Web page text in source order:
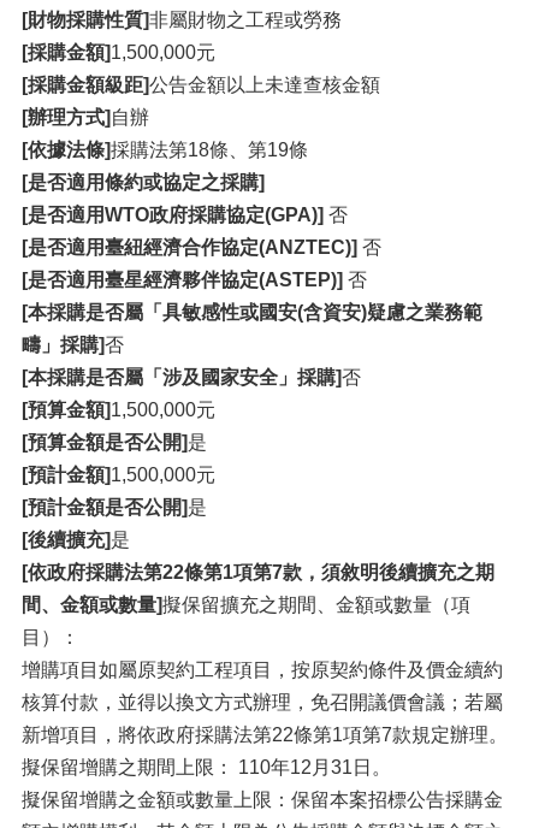
[財物採購性質]非屬財物之工程或勞務
[採購金額]1,500,000元
[採購金額級距]公告金額以上未達查核金額
[辦理方式] 自辦
[依據法條]採購法第18條、第19條
[是否適用條約或協定之採購]
[是否適用WTO政府採購協定(GPA)] 否
[是否適用臺紐經濟合作協定(ANZTEC)] 否
[是否適用臺星經濟夥伴協定(ASTEP)] 否
[本採購是否屬「具敏感性或國安(含資安)疑慮之業務範
疇」採購]否
[本採購是否屬「涉及國家安全」採購]否
[預算金額]1,500,000元
[預算金額是否公開]是
[預計金額]1,500,000元
[預計金額是否公開]是
[後續擴充]是
[依政府採購法第22條第1項第7款，須敘明後續擴充之期
間、金額或數量]擬保留擴充之期間、金額或數量（項
目）：
增購項目如屬原契約工程項目，按原契約條件及價金續約
核算付款，並得以換文方式辦理，免召開議價會議；若屬
新增項目，將依政府採購法第22條第1項第7款規定辦理。
擬保留增購之期間上限： 110年12月31日。
擬保留增購之金額或數量上限：保留本案招標公告採購金